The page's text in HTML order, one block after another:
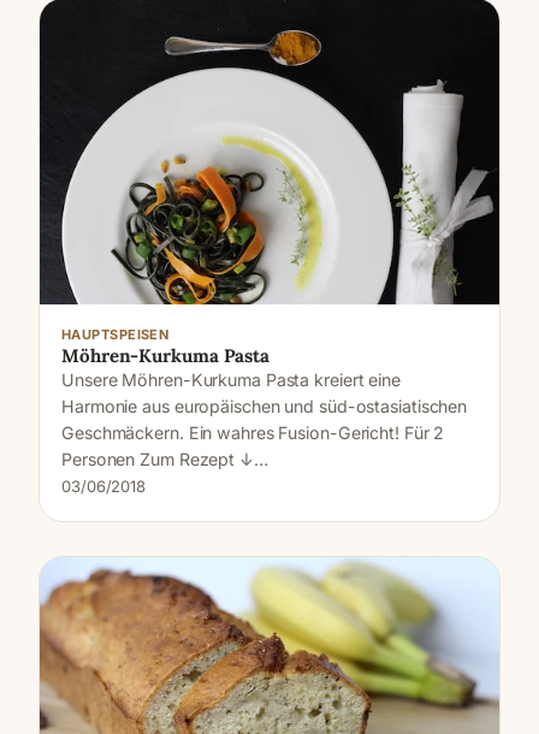
HAUPTSPEISEN
Möhren-Kurkuma Pasta
Unsere Möhren-Kurkuma Pasta kreiert eine
Harmonie aus europäischen und süd-ostasiatischen
Geschmäckern. Ein wahres Fusion-Gericht! Für 2
Personen Zum Rezept ↓…
03/06/2018